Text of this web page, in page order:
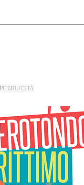
PUBBLICITÀ